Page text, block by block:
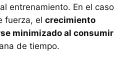
entrenamiento. En el caso
fuerza, el crecimiento
minimizado al consumir
de tiempo.